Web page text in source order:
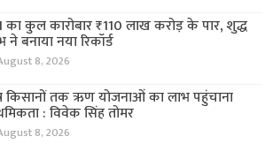
का कुल कारोबार ₹110 लाख करोड़ के पार, शुद्ध
ने बनाया नया रिकॉर्ड
8, 2026
किसानों तक ऋण योजनाओं का लाभ पहुंचाना
: विवेक सिंह तोमर
8, 2026